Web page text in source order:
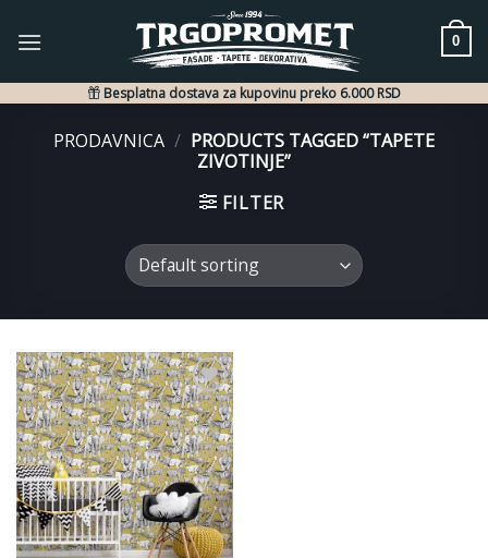
0
Besplatna dostava za kupovinu preko 6.000 RSD
PRODAVNICA / PRODUCTS TAGGED “TAPETE
ZIVOTINJE”
FILTER
Dodaj
u listu
želja